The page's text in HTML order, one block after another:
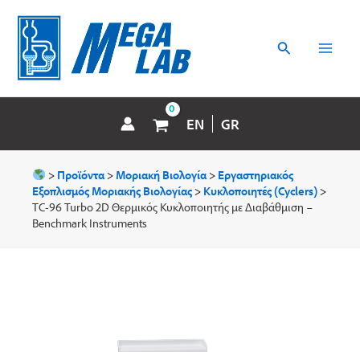
περιεχόμενο
Αναζήτηση
EN GR
> Προϊόντα> Μοριακή Βιολογία> Εργαστηριακός
Εξοπλισμός Μοριακής Βιολογίας> Κυκλοποιητές (Cyclers)>
TC-96 Turbo 2D Θερμικός Κυκλοποιητής με Διαβάθμιση –
Benchmark Instruments